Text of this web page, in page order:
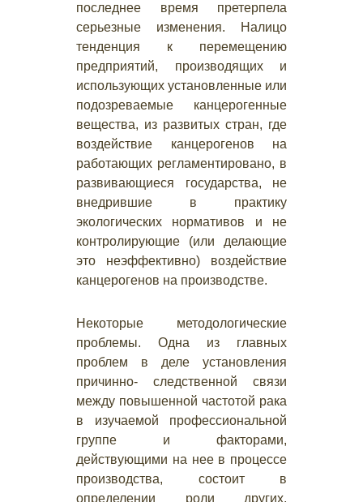
последнее время претерпела
серьезные изменения. Налицо
тенденция к перемещению
предприятий, производящих и
использующих установленные или
подозреваемые канцерогенные
вещества, из развитых стран, где
воздействие канцерогенов на
работающих регламентировано, в
развивающиеся государства, не
внедрившие в практику
экологических нормативов и не
контролирующие (или делающие
это неэффективно) воздействие
канцерогенов на производстве.
Некоторые методологические
проблемы. Одна из главных
проблем в деле установления
причинно- следственной связи
между повышенной частотой рака
в изучаемой профессиональной
группе и факторами,
действующими на нее в процессе
производства, состоит в
определении роли других,